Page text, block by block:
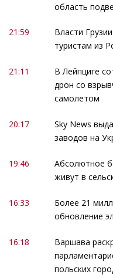
область
21:59
Власти
туристам из
21:11
В Лейпциге
дрон со
самолетом
20:17
Sky News
заводов на
19:46
Абсолютное
живут в
16:33
Более 21
обновление
16:18
Варшава
польских